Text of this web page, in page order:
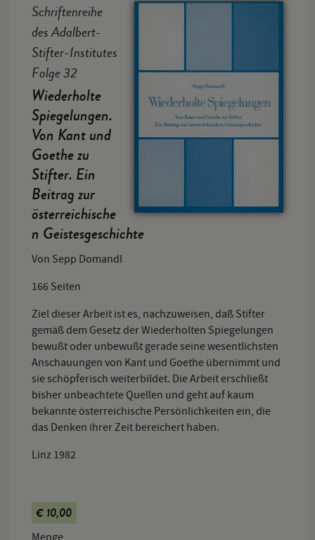
Schriftenreihe
des Adalbert-
Stifter-Institutes
Folge 32
Wiederholte
Spiegelungen.
Von Kant und
Goethe zu
Stifter. Ein
Beitrag zur
österreichische
n Geistesgeschichte
Von Sepp Domandl
166 Seiten
Ziel dieser Arbeit ist es, nachzuweisen, daß Stifter
gemäß dem Gesetz der Wiederholten Spiegelungen
bewußt oder unbewußt gerade seine wesentlichsten
Anschauungen von Kant und Goethe übernimmt und
sie schöpferisch weiterbildet. Die Arbeit erschließt
bisher unbeachtete Quellen und geht auf kaum
bekannte österreichische Persönlichkeiten ein, die
das Denken ihrer Zeit bereichert haben.
Linz 1982
€ 10,00